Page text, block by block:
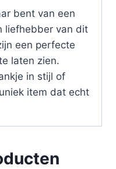
bent van een
liefhebber van dit
een perfecte
laten zien.
in stijl of
item dat echt